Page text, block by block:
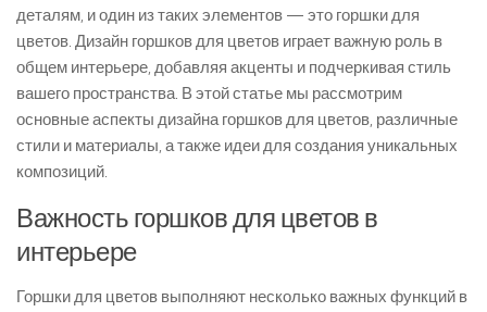
деталям, и один из таких элементов — это горшки для
цветов. Дизайн горшков для цветов играет важную роль в
общем интерьере, добавляя акценты и подчеркивая стиль
вашего пространства. В этой статье мы рассмотрим
основные аспекты дизайна горшков для цветов, различные
стили и материалы, а также идеи для создания уникальных
композиций.
Важность горшков для цветов в
интерьере
Горшки для цветов выполняют несколько важных функций в